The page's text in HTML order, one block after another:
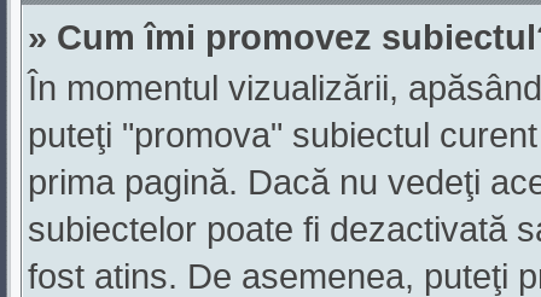
» Cum îmi promovez
În momentul vizualizării,
puteţi "promova" subiectul
prima pagină. Dacă nu vedeţi
subiectelor poate fi dezactivată
fost atins. De asemenea, puteţi